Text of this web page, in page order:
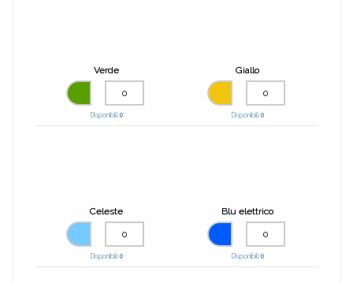
Verde
Disponibili: 0
Giallo
Disponibili: 0
Celeste
Disponibili: 0
Blu elettrico
Disponibili: 0